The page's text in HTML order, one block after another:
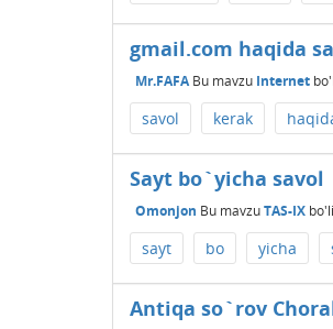
gmail.com haqida
Mr.FAFA Bu mavzu Internet
savol kerak
Sayt bo`yicha savol
Omonjon Bu mavzuTAS-IX
sayt bo yicha
Antiqa so`rov